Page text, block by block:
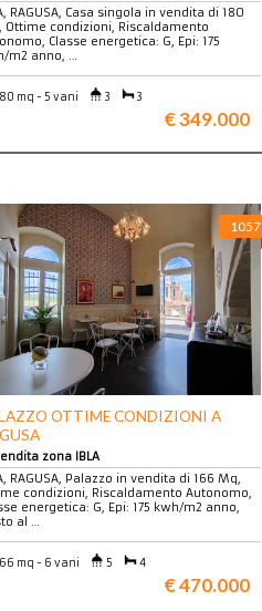
RAGUSA, Casa singola in vendita di 180
Ottime condizioni, Riscaldamento
Classe energetica: G, Epi: 175
m2 anno, …
mq - 5 vani 3 3
€ 349.000
1057
OTTIME CONDIZIONI A
zona IBLA
RAGUSA, Palazzo in vendita di 166 Mq,
condizioni, Riscaldamento Autonomo,
energetica: G, Epi: 175 kwh/m2 anno,
al …
mq - 6 vani 5 4
€ 470.000